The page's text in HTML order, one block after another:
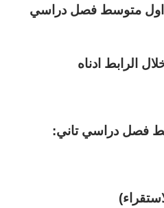
اول متوسط فصل دراسي
الرابط ادناه
فصل دراسي تاني: